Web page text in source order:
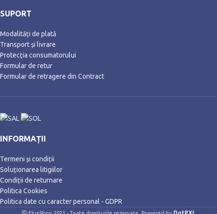
SUPORT
Modalități de plată
Transport și livrare
Protecția consumatorului
Formular de retur
Formular de retragere din Contract
INFORMAȚII
Termeni și condiții
Soluționarea litigiilor
Condiții de returnare
Politica Cookies
Politica date cu caracter personal - GDPR
DotPXL